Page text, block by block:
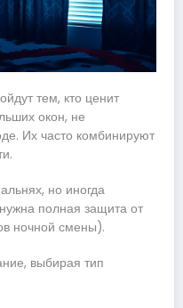
тем, кто ценит
окон, не
Их часто комбинируют
но иногда
полная защита от
ночной смены).
выбирая тип